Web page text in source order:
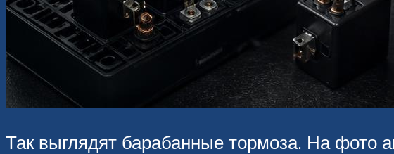
Так выглядят барабанные тормоза. На фото